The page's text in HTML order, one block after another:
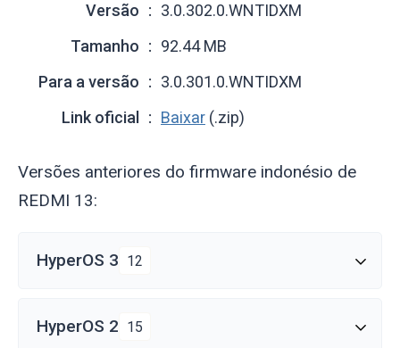
Versão
3.0.302.0.WNTIDXM
Tamanho
92.44 MB
Para a versão
3.0.301.0.WNTIDXM
Link oficial
Baixar (.zip)
Versões anteriores do firmware indonésio de
REDMI 13:
HyperOS 3 12
HyperOS 2 15